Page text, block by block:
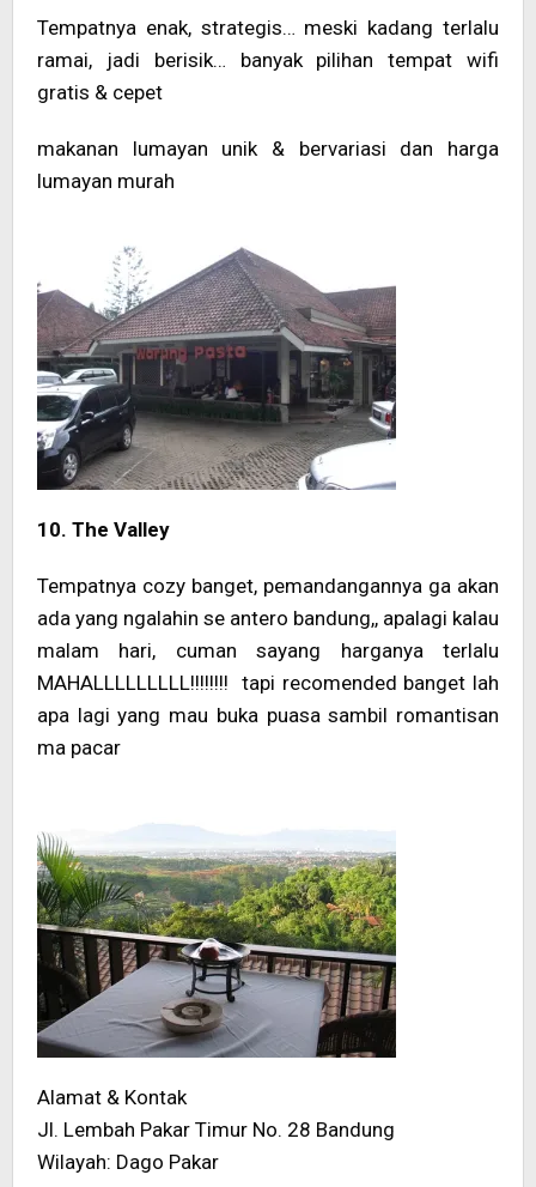
Tempatnya enak, strategis… meski kadang terlalu
ramai, jadi berisik… banyak pilihan tempat wifi
gratis & cepet
makanan lumayan unik & bervariasi dan harga
lumayan murah
10. The Valley
Tempatnya cozy banget, pemandangannya ga akan
ada yang ngalahin se antero bandung,, apalagi kalau
malam hari, cuman sayang harganya terlalu
MAHALLLLLLLLL!!!!!!!! tapi recomended banget lah
apa lagi yang mau buka puasa sambil romantisan
ma pacar
Alamat & Kontak
Jl. Lembah Pakar Timur No. 28 Bandung
Wilayah: Dago Pakar